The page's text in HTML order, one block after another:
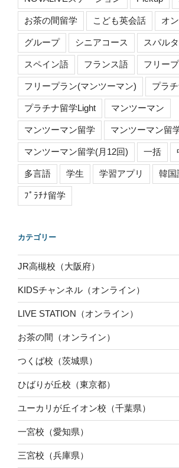
お茶の間留学 こども英会話 オ
グループ シニアコース スパル
スペイン語 フランス語 フリー
フリープラン(マンツーマン) プラ
プラチナ留学Light マンツーマン
マンツーマン留学 マンツーマン留
マンツーマン留学(月12回) 一括
多言語 学生 学習アプリ 韓国
ﾌﾟﾗﾁﾅ留学
カテゴリー
JR高槻校（大阪府）
KIDSチャンネル（オンライン）
LIVE STATION（オンライン）
お茶の間（オンライン）
つくば校（茨城県）
ひばりが丘校（東京都）
ユーカリが丘イオン校（千葉県）
一宮校（愛知県）
三宮校（兵庫県）